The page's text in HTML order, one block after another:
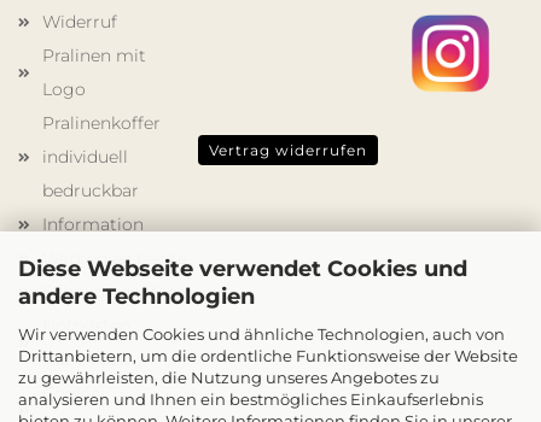
Diese Webseite verwendet Cookies und
andere Technologien
Wir verwenden Cookies und ähnliche Technologien, auch von
Drittanbietern, um die ordentliche Funktionsweise der Website
zu gewährleisten, die Nutzung unseres Angebotes zu
analysieren und Ihnen ein bestmögliches Einkaufserlebnis
Widerruf
Pralinen mit
Logo
Pralinenkoffer
individuell
bedruckbar
Information
Werbegeschenke
Schokoladenformen
Holzkisten
mit Druck
Cookie
Vertrag widerrufen